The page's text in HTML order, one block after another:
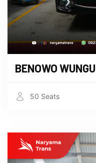
BENOWO WUNGU
50 Seats